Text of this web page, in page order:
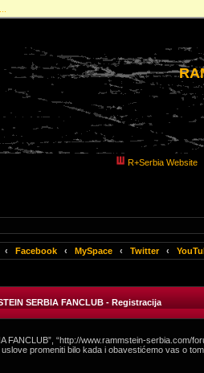
R+Serbia Website
‹ Facebook ‹ MySpace ‹ Twitter ‹
SERBIA FANCLUB - Registracija
FANCLUB”, “http://www.rammstein-
promeniti bilo kada i obavestićemo vas o